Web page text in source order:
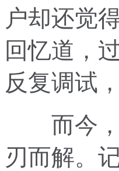
户却还觉
回忆道，
反复调试
而今，
刃而解。